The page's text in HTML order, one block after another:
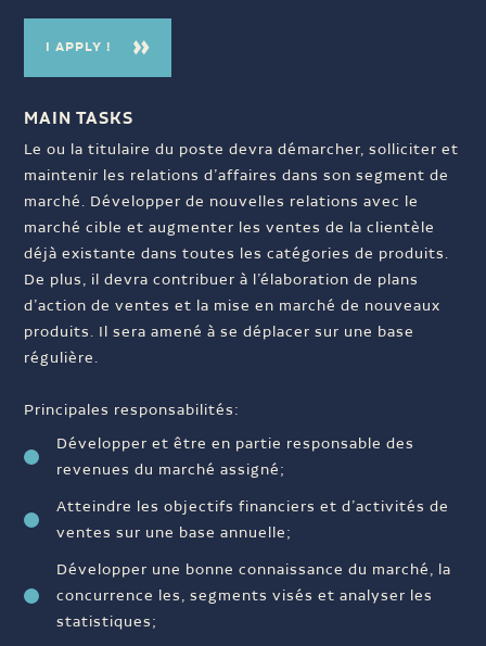
I APPLY !
MAIN TASKS
Le ou la titulaire du poste devra démarcher, solliciter et
maintenir les relations d’affaires dans son segment de
marché. Développer de nouvelles relations avec le
marché cible et augmenter les ventes de la clientèle
déjà existante dans toutes les catégories de produits.
De plus, il devra contribuer à l’élaboration de plans
d’action de ventes et la mise en marché de nouveaux
produits. Il sera amené à se déplacer sur une base
régulière.
Principales responsabilités:
Développer et être en partie responsable des
revenues du marché assigné;
Atteindre les objectifs financiers et d’activités de
ventes sur une base annuelle;
Développer une bonne connaissance du marché, la
concurrence les, segments visés et analyser les
statistiques;